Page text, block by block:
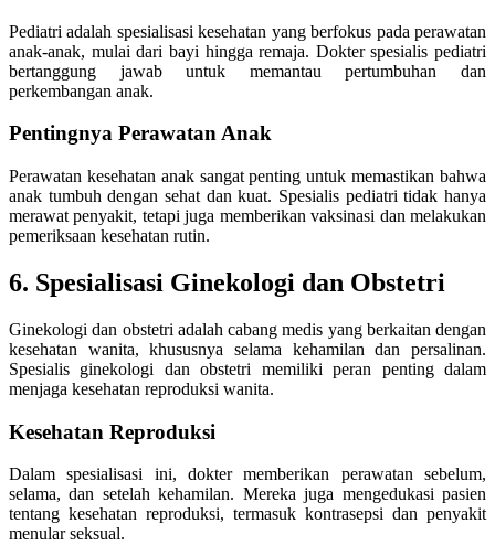
Pediatri adalah spesialisasi kesehatan yang berfokus pada perawatan
anak-anak, mulai dari bayi hingga remaja. Dokter spesialis pediatri
bertanggung jawab untuk memantau pertumbuhan dan
perkembangan anak.
Pentingnya Perawatan Anak
Perawatan kesehatan anak sangat penting untuk memastikan bahwa
anak tumbuh dengan sehat dan kuat. Spesialis pediatri tidak hanya
merawat penyakit, tetapi juga memberikan vaksinasi dan melakukan
pemeriksaan kesehatan rutin.
6. Spesialisasi Ginekologi dan Obstetri
Ginekologi dan obstetri adalah cabang medis yang berkaitan dengan
kesehatan wanita, khususnya selama kehamilan dan persalinan.
Spesialis ginekologi dan obstetri memiliki peran penting dalam
menjaga kesehatan reproduksi wanita.
Kesehatan Reproduksi
Dalam spesialisasi ini, dokter memberikan perawatan sebelum,
selama, dan setelah kehamilan. Mereka juga mengedukasi pasien
tentang kesehatan reproduksi, termasuk kontrasepsi dan penyakit
menular seksual.